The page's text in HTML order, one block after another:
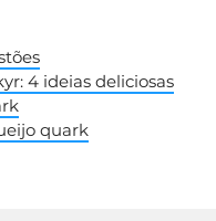
4 ideias deliciosas
quark